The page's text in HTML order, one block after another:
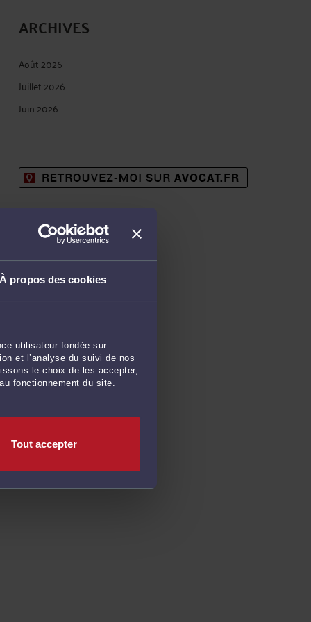
À propos des cookies
utilisateur fondée sur
et l’analyse du suivi de nos
le choix de les accepter,
fonctionnement du site.
Tout accepter
ARCHIVES
Août 2026
Juillet 2026
Juin 2026